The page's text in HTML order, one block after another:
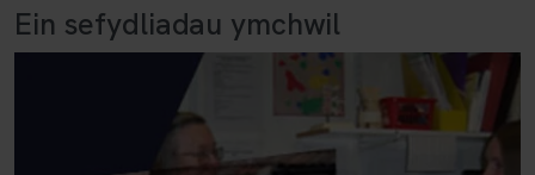
Ein sefydliadau ymchwil